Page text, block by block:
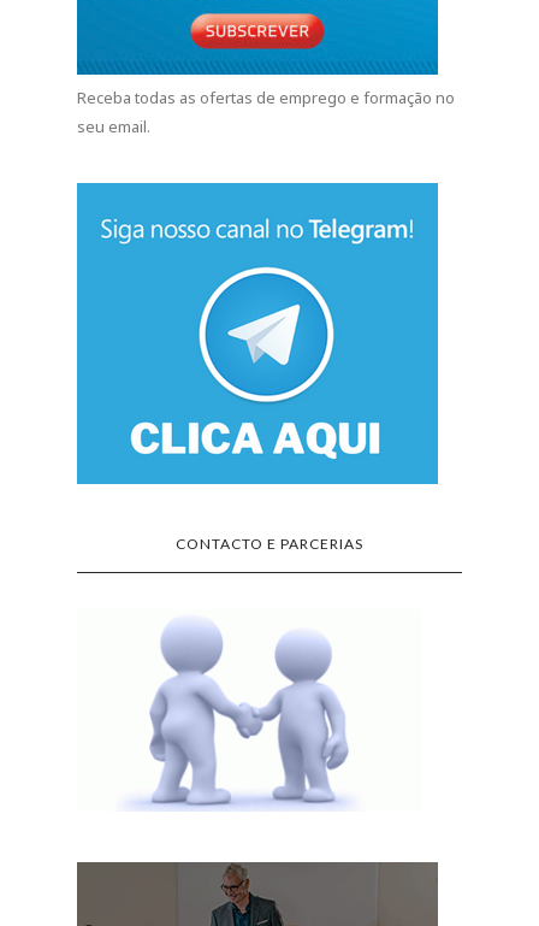
Receba todas as ofertas de emprego e formação no
seu email.
CONTACTO E PARCERIAS